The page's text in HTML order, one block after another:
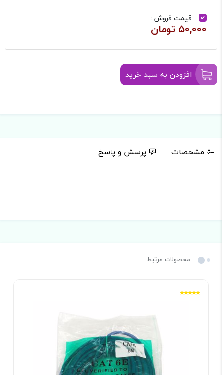
قیمت فروش :
50,000 تومان
افزودن به سبد خرید
مشخصات پرسش و پاسخ
محصولات مرتبط